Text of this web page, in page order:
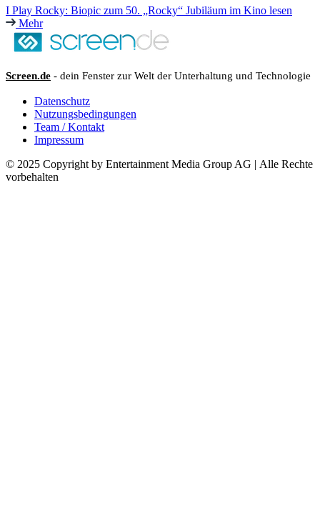
I Play Rocky: Biopic zum 50. „Rocky“ Jubiläum im Kino lesen
Mehr
Screen.de - dein Fenster zur Welt der Unterhaltung und Technologie
Datenschutz
Nutzungsbedingungen
Team / Kontakt
Impressum
© 2025 Copyright by Entertainment Media Group AG | Alle Rechte
vorbehalten